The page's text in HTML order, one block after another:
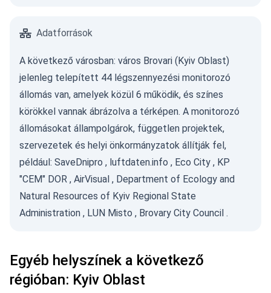
Adatforrások
A következő városban: város Brovari (Kyiv Oblast)
jelenleg telepített 44 légszennyezési monitorozó
állomás van, amelyek közül 6 működik, és színes
körökkel vannak ábrázolva a térképen. A monitorozó
állomásokat állampolgárok, független projektek,
szervezetek és helyi önkormányzatok állítják fel,
például: SaveDnipro , luftdaten.info , Eco City , KP
"CEM" DOR , AirVisual , Department of Ecology and
Natural Resources of Kyiv Regional State
Administration , LUN Misto , Brovary City Council .
Egyéb helyszínek a következő
régióban: Kyiv Oblast